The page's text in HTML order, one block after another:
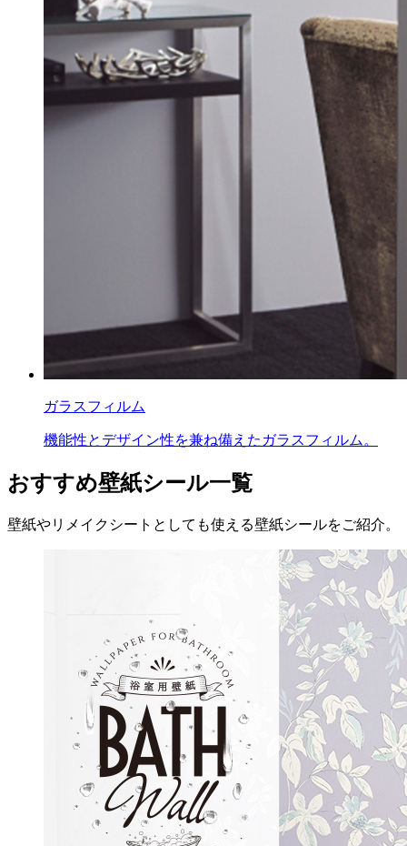
ガラスフィルム
機能性とデザイン性を兼ね備えたガラスフィルム。
おすすめ壁紙シール一覧
壁紙やリメイクシートとしても使える壁紙シールをご紹介。